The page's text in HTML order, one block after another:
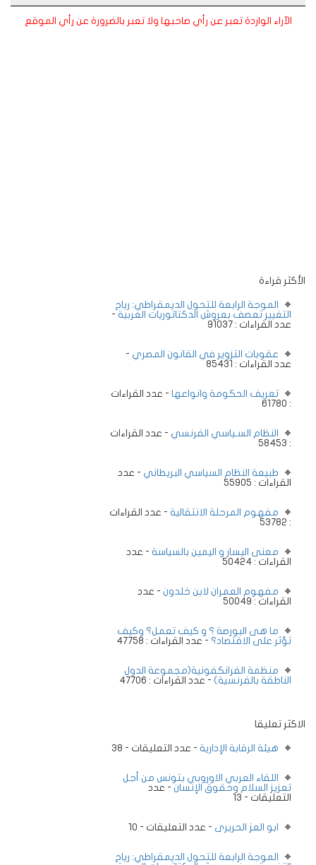
الآراء الواردة تعبر عن رأي صاحبها ولا تعبر بالضرورة عن رأي الموقع
الأكثر قراءة
الموجة الرابعة للتحول الديمقراطي: رياح
التغيير تعصف بعروش الدكتاتوريات العربية -
عدد القراءات : 91037
عقوبات التزوير في القانون المصري -
عدد القراءات : 85431
تعريف الحكومة وانواعها - عدد القراءات
: 61780
النظام السـياسي الفرنسي - عدد القراءات
: 58453
طبيعة النظام السياسي البريطاني - عدد
القراءات : 55905
مفهوم المرحلة الانتقالية - عدد القراءات
: 53782
معنى اليسار و اليمين بالسياسة - عدد
القراءات : 50424
مفهوم العمران لابن خلدون - عدد
القراءات : 50049
ما هى البورصة ؟ و كيف تعمل؟ وكيف
تؤثر على الاقتصاد؟ - عدد القراءات : 47758
منظمة الفرانكفونية(مجموعة الدول
الناطقة بالفرنسية) - عدد القراءات : 47706
الاكثر تعليقا
هيئة الرقابة الإدارية - عدد التعليقات - 38
اللقاء العربي الاوروبي بتونس من أجل
تعزيز السلام وحقوق الإنسان - عدد
التعليقات - 13
ابو العز الحريرى - عدد التعليقات - 10
الموجة الرابعة للتحول الديمقراطي: رياح